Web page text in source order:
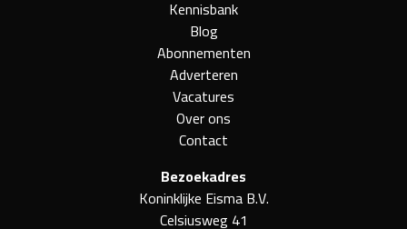
Kennisbank
Blog
Abonnementen
Adverteren
Vacatures
Over ons
Contact
Bezoekadres
Koninklijke Eisma B.V.
Celsiusweg 41